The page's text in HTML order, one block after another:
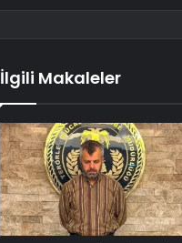
İlgili Makaleler